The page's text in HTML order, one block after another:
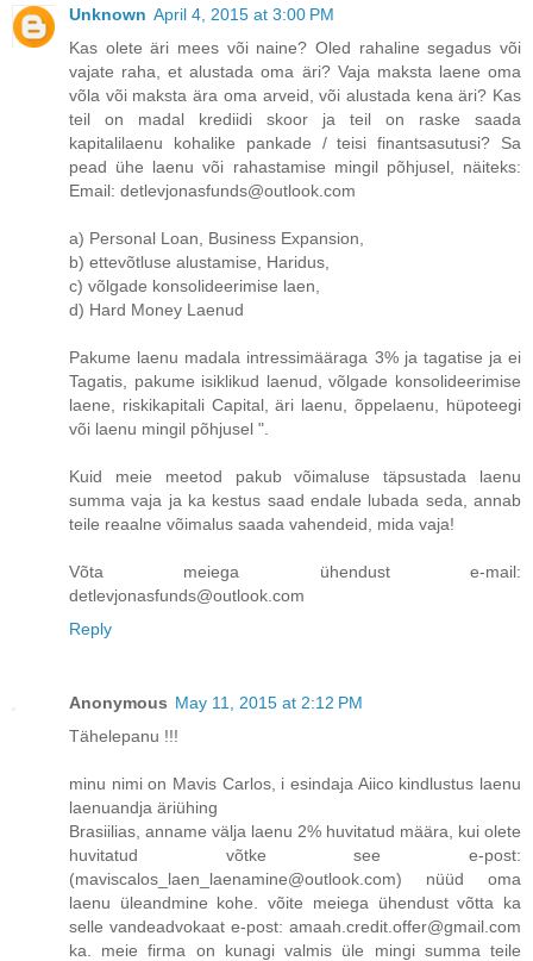
Unknown April 4, 2015 at 3:00 PM
Kas olete äri mees või naine? Oled rahaline segadus või
vajate raha, et alustada oma äri? Vaja maksta laene oma
võla või maksta ära oma arveid, või alustada kena äri? Kas
teil on madal krediidi skoor ja teil on raske saada
kapitalilaenu kohalike pankade / teisi finantsasutusi? Sa
pead ühe laenu või rahastamise mingil põhjusel, näiteks:
Email: detlevjonasfunds@outlook.com
a) Personal Loan, Business Expansion,
b) ettevõtluse alustamise, Haridus,
c) võlgade konsolideerimise laen,
d) Hard Money Laenud
Pakume laenu madala intressimääraga 3% ja tagatise ja ei
Tagatis, pakume isiklikud laenud, võlgade konsolideerimise
laene, riskikapitali Capital, äri laenu, õppelaenu, hüpoteegi
või laenu mingil põhjusel ".
Kuid meie meetod pakub võimaluse täpsustada laenu
summa vaja ja ka kestus saad endale lubada seda, annab
teile reaalne võimalus saada vahendeid, mida vaja!
Võta meiega ühendust e-mail:
detlevjonasfunds@outlook.com
Reply
Anonymous May 11, 2015 at 2:12 PM
Tähelepanu !!!
minu nimi on Mavis Carlos, i esindaja Aiico kindlustus laenu
laenuandja äriühing
Brasiilias, anname välja laenu 2% huvitatud määra, kui olete
huvitatud võtke see e-post:
(maviscalos_laen_laenamine@outlook.com) nüüd oma
laenu üleandmine kohe. võite meiega ühendust võtta ka
selle vandeadvokaat e-post: amaah.credit.offer@gmail.com
ka. meie firma on kunagi valmis üle mingi summa teile